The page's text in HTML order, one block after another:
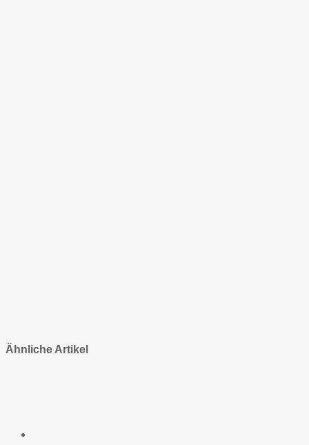
Ähnliche Artikel